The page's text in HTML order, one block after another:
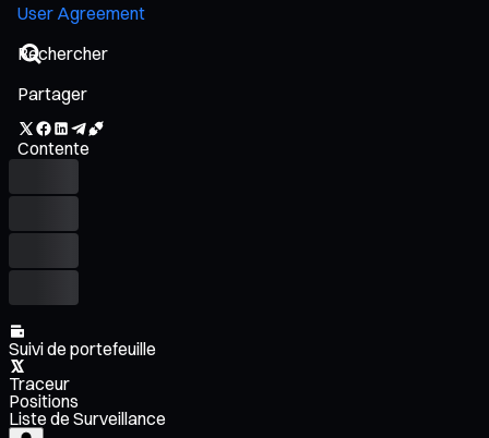
User Agreement
Partager
Contente
Suivi de portefeuille
Traceur
Positions
Liste de Surveillance